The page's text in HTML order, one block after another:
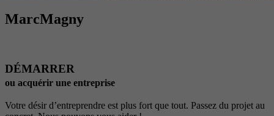
MarcMagny
DÉMARRER
ou acquérir une entreprise
Votre désir d’entreprendre est plus fort que tout. Passez du projet au